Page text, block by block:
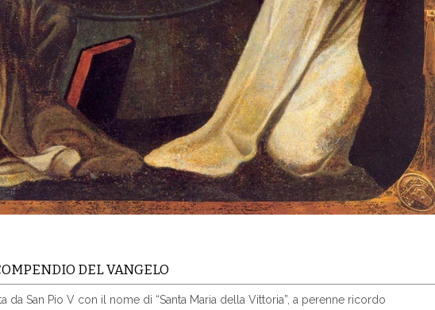
DEL VANGELO
da San Pio V con il nome di “Santa Maria della Vittoria”, a perenne ricordo